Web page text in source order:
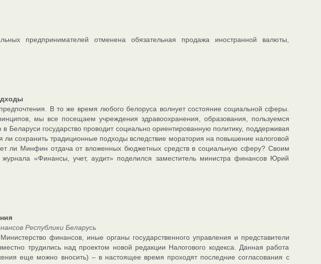
предпринимателей отменена обязательная продажа иностранной валюты,
В то же время любого белоруса волнует состояние социальной сферы.
мы все посещаем учреждения здравоохранения, образования, пользуемся
Беларуси государство проводит социально ориентированную политику, поддерживая
ли сохранить традиционные подходы вследствие моратория на повышение налоговой
ли Минфин отдача от вложенных бюджетных средств в социальную сферу? Своим
«Финансы, учет, аудит» поделился заместитель министра финансов Юрий
Республики Беларусь
финансов, иные органы государственного управления и представители
трудились над проектом новой редакции Налогового кодекса. Данная работа
еще можно вносить) – в настоящее время проходят последние согласования с